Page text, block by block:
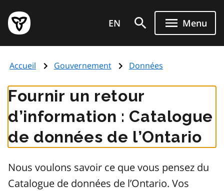
au
contenu
principal
Page
d'accueil
de
EN Menu
Accueil Gouvernement Données
Fournir un retour
d’information : Catalogue
de données de l’Ontario
Nous voulons savoir ce que vous pensez du
Catalogue de données de l’Ontario. Vos